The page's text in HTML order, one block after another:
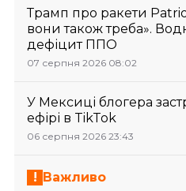
Трамп про ракети
вони також треба».
дефіцит ППО
07 серпня 2026 08:02
У Мексиці блогера
ефірі в TikTok
06 серпня 2026 23:43
Важливо